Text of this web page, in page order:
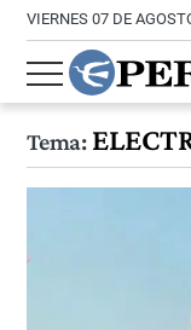
VIERNES 07 DE
Tema: